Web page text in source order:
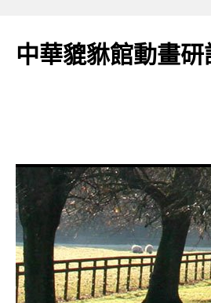
主
中華貔貅館動畫